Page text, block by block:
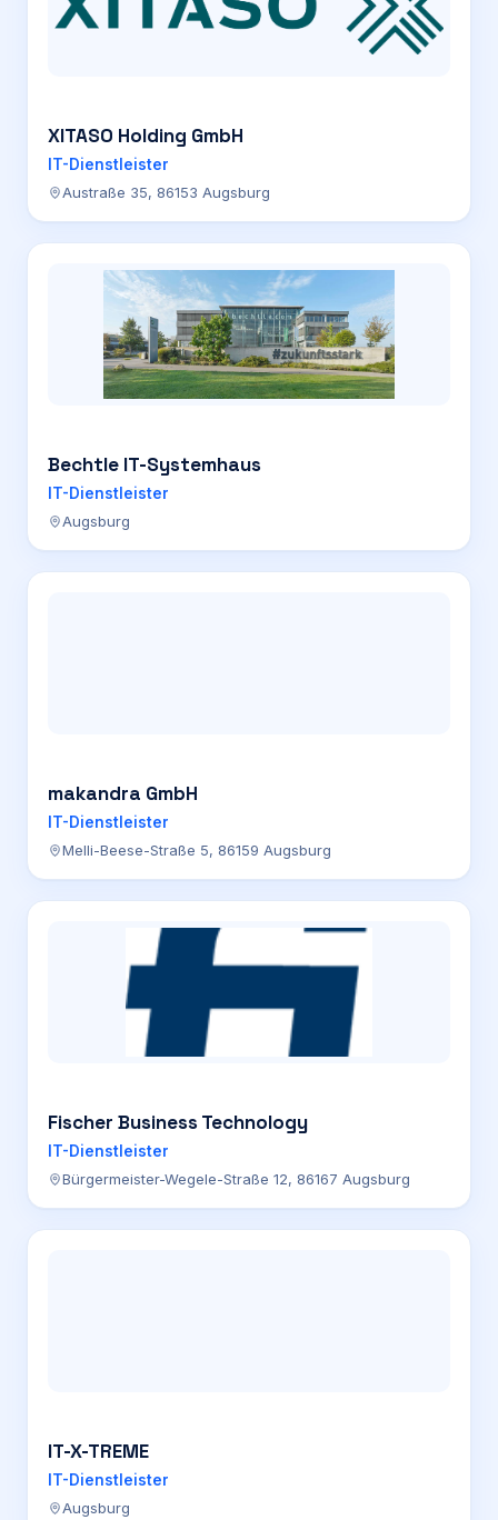
XITASO Holding GmbH
IT-Dienstleister
Austraße 35, 86153 Augsburg
Bechtle IT-Systemhaus
IT-Dienstleister
Augsburg
makandra GmbH
IT-Dienstleister
Melli-Beese-Straße 5, 86159 Augsburg
Fischer Business Technology
IT-Dienstleister
Bürgermeister-Wegele-Straße 12, 86167 Augsburg
IT-X-TREME
IT-Dienstleister
Augsburg